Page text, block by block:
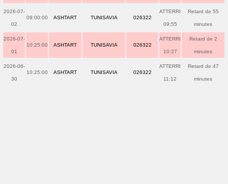
2026-07-
02
09:00:00 ASHTART TUNISAVIA 026322
ATTERRI
09:55
Retard de 55
minutes
2026-07-
01
10:25:00 ASHTART TUNISAVIA 026322
ATTERRI
10:27
Retard de 2
minutes
2026-06-
30
10:25:00 ASHTART TUNISAVIA 026322
ATTERRI
11:12
Retard de 47
minutes